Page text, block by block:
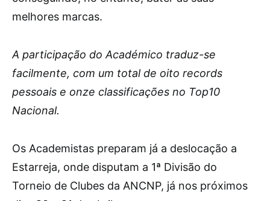
melhores marcas.
A participação do Académico traduz-se
facilmente, com um total de oito records
pessoais e onze classificações no Top10
Nacional.
Os Academistas preparam já a deslocação a
Estarreja, onde disputam a 1ª Divisão do
Torneio de Clubes da ANCNP, já nos próximos